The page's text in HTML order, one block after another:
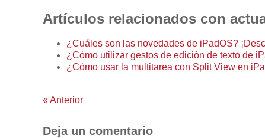
Artículos relacionados con
¿Cuáles son las novedades de iPadOS?
¿Cómo utilizar gestos de edición de texto de
¿Cómo usar la multitarea con Split View en
« Anterior
Deja un comentario